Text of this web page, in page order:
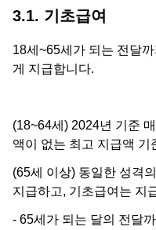
3.1. 기초급여
18세~65세가 되는 전달
게 지급합니다.
(18~64세) 2024년 기준
액이 없는 최고 지급액 기
(65세 이상) 동일한 성격
지급하고, 기초급여는 지
- 65세가 되는 달의 전달